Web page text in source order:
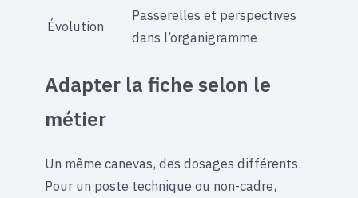
Évolution
Passerelles et perspectives
dans l’organigramme
Adapter la fiche selon le
métier
Un même canevas, des dosages différents.
Pour un poste technique ou non-cadre,